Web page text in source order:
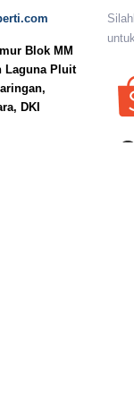
Blok MM
Laguna Pluit
DKI